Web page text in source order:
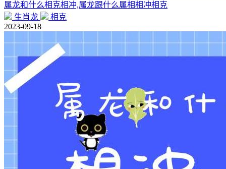
属龙和什么相克相冲,属龙跟什么属相相冲相克
生肖龙
相克
2023-09-18